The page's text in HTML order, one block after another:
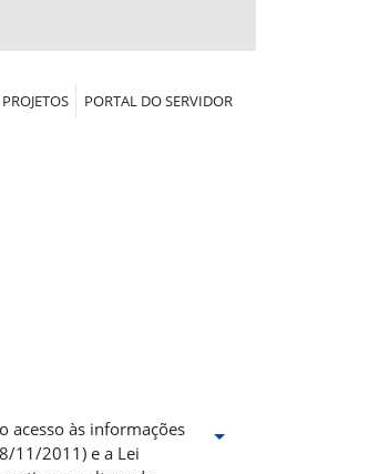
PORTAL DO SERVIDOR
acesso às informações
11/2011) e a Lei